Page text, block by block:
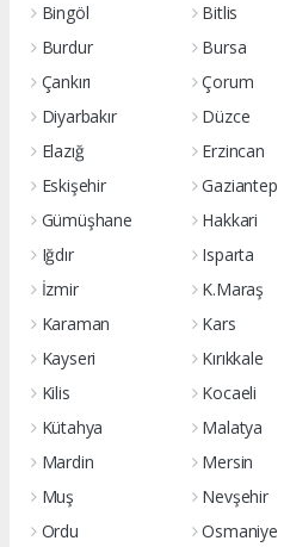
Bingöl
Bitlis
Burdur
Bursa
Çankırı
Çorum
Diyarbakır
Düzce
Elazığ
Erzincan
Eskişehir
Gaziantep
Gümüşhane
Hakkari
Iğdır
Isparta
İzmir
K.Maraş
Karaman
Kars
Kayseri
Kırıkkale
Kilis
Kocaeli
Kütahya
Malatya
Mardin
Mersin
Muş
Nevşehir
Ordu
Osmaniye